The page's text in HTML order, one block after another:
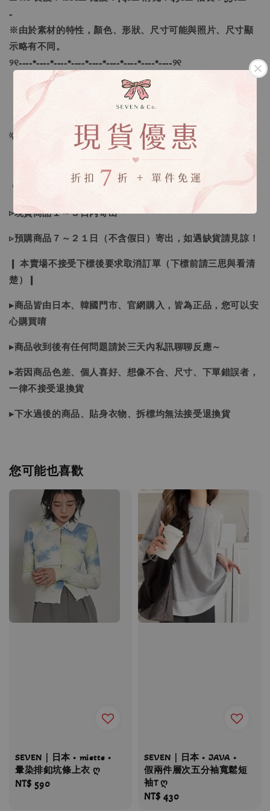
-
※由於素材的特性，顏色、形狀、尺寸可能與照片、尺寸顯
示略有不同。
୨୧----*----*----*----*----*----*----*----*----୨୧
【款式】 ：黑色、黑格紋、棕格紋
【尺寸】 ：S、M、L、XL
💡訂單依照下單順序為主唷！
🔍IG搜尋：Sevenjewelry.co
▹現貨商品１～３日內寄出
▹預購商品７～２１日（不含假日）寄出，如遇缺貨請見諒！
❙ 本賣場不接受下標後要求取消訂單（下標前請三思與看清
楚）❙
▸商品皆由日本、韓國門市、官網購入，皆為正品，您可以安
心購買唷
▸商品收到後有任何問題請於三天內私訊聊聊反應～
▸若因商品色差、個人喜好、想像不合、尺寸、下單錯誤者，
一律不接受退換貨
▸下水過後的商品、貼身衣物、拆標均無法接受退換貨
您可能也喜歡
SEVEN｜日本 • miette •
暈染排釦坑條上衣 ღ
Regular
NT$ 590
SEVEN｜日本 • JAVA •
假兩件層次五分袖寬鬆短
袖T ღ
Regular
NT$ 430